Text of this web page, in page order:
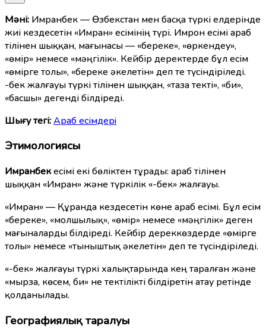
Мәні: Имранбек — Өзбекстан мен басқа түркі елдерінде
жиі кездесетін «Имран» есімінің түрі. Имрон есімі араб
тілінен шыққан, мағынасы — «береке», «өркендеу»,
«өмір» немесе «мәңгілік». Кейбір деректерде бұл есім
«өмірге толы», «береке әкелетін» деп те түсіндіріледі.
-бек жалғауы түркі тілінен шыққан, «таза текті», «би»,
«басшы» дегенді білдіреді.
Шығу тегі:Араб есімдерi
Этимологиясы
Имранбекесімі екі бөліктен тұрады: араб тілінен
шыққан «Имран» және түркілік «-бек» жалғауы.
«Имран» — Құранда кездесетін көне араб есімі. Бұл есім
«береке», «молшылық», «өмір» немесе «мәңгілік» деген
мағыналарды білдіреді. Кейбір дереккөздерде «өмірге
толы» немесе «тыныштық әкелетін» деп те түсіндіріледі.
«-бек» жалғауы түркі халықтарында кең таралған және
«мырза, көсем, би» не тектілікті білдіретін атау ретінде
қолданылады.
Географиялық таралуы